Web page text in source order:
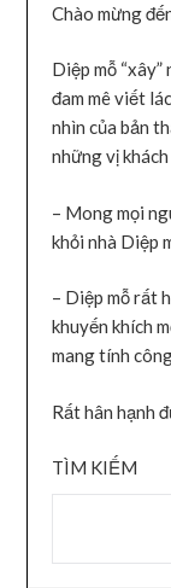
Chào mừng
Diệp mỗ
đam mê viết
nhìn của bản
những vị
– Mong mọi
khỏi nhà Diệp
– Diệp mỗ rất
khuyến khích
mang tính
Rất hân hạnh
TÌM KIẾM